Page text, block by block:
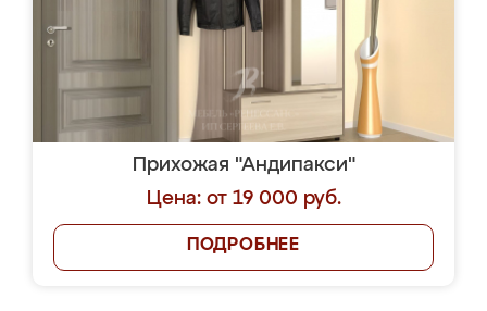
Прихожая "Андипакси"
Цена: от 19 000 руб.
ПОДРОБНЕЕ